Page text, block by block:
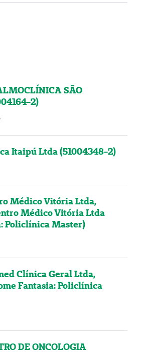
SÃO
2)
Itaipú Ltda (51004348-2)
Médico Vitória Ltda,
Médico Vitória Ltda
Policlínica Master)
Clínica Geral Ltda,
Fantasia: Policlínica
DE ONCOLOGIA